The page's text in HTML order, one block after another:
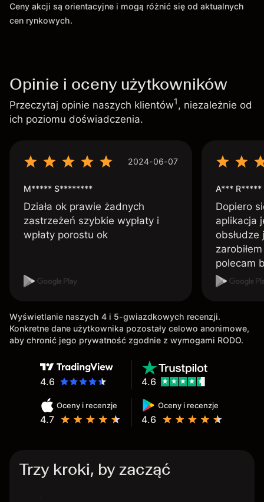
Ceny akcji są orientacyjne i mogą różnić się od aktualnych
cen rynkowych.
Opinie i oceny użytkowników
Przeczytaj opinie naszych klientów1, niezależnie od
ich poziomu doświadczenia.
2024-06-07
M***** S********
Działa ok prawie żadnych
zastrzeżeń szybkie wypłaty i
wpłaty porostu ok
A*** R*****
Dopiero
aplikacja
polecam
Wyświetlanie naszych 4 i 5-gwiazdkowych recenzji.
Konkretne dane użytkownika pozostały celowo anonimowe,
aby chronić jego prywatność zgodnie z wymogami RODO.
4.6
Oceny i recenzje
4.7
Oceny i recenzje
4.6
4.6
Trzy kroki, by zacząć